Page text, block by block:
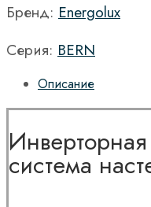
Бренд: Energolux
Серия: BERN
Описание
система